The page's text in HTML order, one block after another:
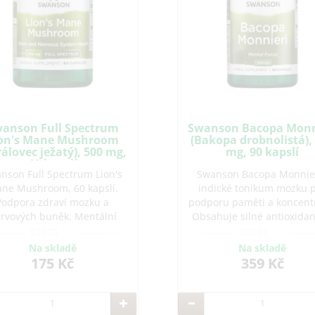
Swanson Bacopa Monnieri
(Bakopa drobnolistá), 250
mg, 90 kapslí
Swanson Bacopa Monnieri -
indické tonikum mozku pro
podporu paměti a koncentrace.
Obsahuje silné antioxidanty a
Swanson
gama-
mg,
klidného
nervového
mg